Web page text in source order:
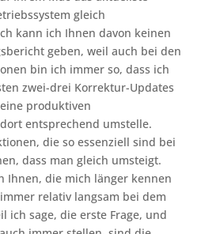
gleich
kann ich Ihnen davon keinen
geben, weil auch bei den
bin ich immer so, dass ich
zwei-drei Korrektur-Updates
produktiven
entsprechend umstelle.
die so essenziell sind bei
dass man gleich umsteigt.
Ihnen, die mich länger kennen
relativ langsam bei dem
ich sage, die erste Frage, und